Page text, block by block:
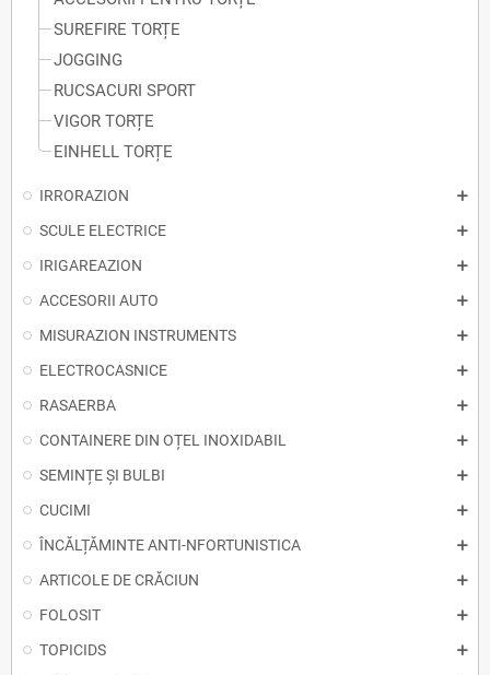
SUREFIRE TORȚE
JOGGING
RUCSACURI SPORT
VIGOR TORȚE
EINHELL TORȚE
IRRORAZION
SCULE ELECTRICE
IRIGAREAZION
ACCESORII AUTO
MISURAZION INSTRUMENTS
ELECTROCASNICE
RASAERBA
CONTAINERE DIN OȚEL INOXIDABIL
SEMINȚE ȘI BULBI
CUCIMI
ÎNCĂLȚĂMINTE ANTI-NFORTUNISTICA
ARTICOLE DE CRĂCIUN
FOLOSIT
TOPICIDS